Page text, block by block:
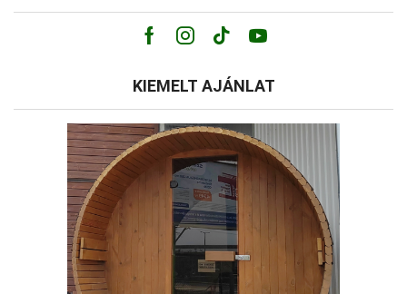
Facebook
Instagram
Tik-
tok
Youtube
KIEMELT AJÁNLAT